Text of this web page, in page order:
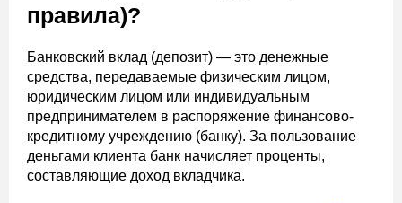
правила)?
Банковский вклад (депозит) — это денежные
средства, передаваемые физическим лицом,
юридическим лицом или индивидуальным
предпринимателем в распоряжение финансово-
кредитному учреждению (банку). За пользование
деньгами клиента банк начисляет проценты,
составляющие доход вкладчика.